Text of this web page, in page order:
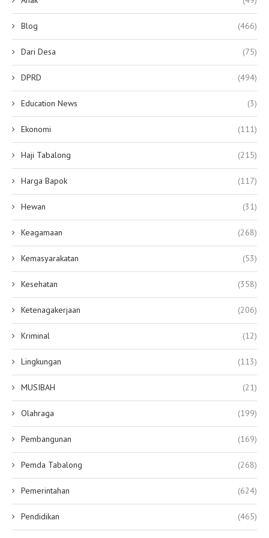
Blog (466)
Dari Desa (75)
DPRD (494)
Education News (3)
Ekonomi (111)
Haji Tabalong (215)
Harga Bapok (117)
Hewan (31)
Keagamaan (268)
Kemasyarakatan (53)
Kesehatan (358)
Ketenagakerjaan (206)
Kriminal (12)
Lingkungan (113)
MUSIBAH (21)
Olahraga (199)
Pembangunan (169)
Pemda Tabalong (268)
Pemerintahan (624)
Pendidikan (465)